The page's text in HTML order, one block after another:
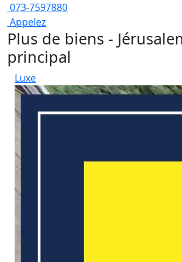
073-7597880
Appelez
Plus de biens -
principal
Luxe